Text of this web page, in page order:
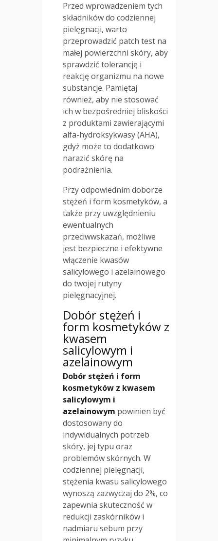
Przed wprowadzeniem tych
składników do codziennej
pielęgnacji, warto
przeprowadzić patch test na
małej powierzchni skóry, aby
sprawdzić tolerancję i
reakcję organizmu na nowe
substancje. Pamiętaj
również, aby nie stosować
ich w bezpośredniej bliskości
z produktami zawierającymi
alfa-hydroksykwasy (AHA),
gdyż może to dodatkowo
narazić skórę na
podrażnienia.
Przy odpowiednim doborze
stężeń i form kosmetyków, a
także przy uwzględnieniu
ewentualnych
przeciwwskazań, możliwe
jest bezpieczne i efektywne
włączenie kwasów
salicylowego i azelainowego
do twojej rutyny
pielęgnacyjnej.
Dobór stężeń i
form kosmetyków z
kwasem
salicylowym i
azelainowym
Dobór stężeń i form
kosmetyków z kwasem
salicylowym i
azelainowym powinien być
dostosowany do
indywidualnych potrzeb
skóry, jej typu oraz
problemów skórnych. W
codziennej pielęgnacji,
stężenia kwasu salicylowego
wynoszą zazwyczaj do 2%, co
zapewnia skuteczność w
redukcji zaskórników i
nadmiaru sebum przy